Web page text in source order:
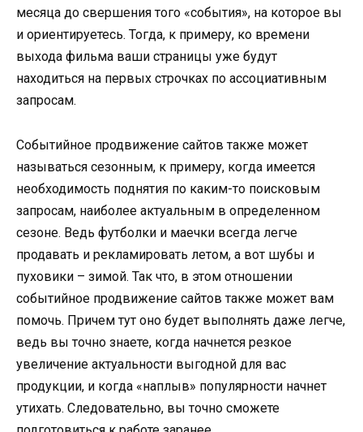
месяца до свершения того «события», на которое вы
и ориентируетесь. Тогда, к примеру, ко времени
выхода фильма ваши страницы уже будут
находиться на первых строчках по ассоциативным
запросам.
Событийное продвижение сайтов также может
называться сезонным, к примеру, когда имеется
необходимость поднятия по каким-то поисковым
запросам, наиболее актуальным в определенном
сезоне. Ведь футболки и маечки всегда легче
продавать и рекламировать летом, а вот шубы и
пуховики – зимой. Так что, в этом отношении
событийное продвижение сайтов также может вам
помочь. Причем тут оно будет выполнять даже легче,
ведь вы точно знаете, когда начнется резкое
увеличение актуальности выгодной для вас
продукции, и когда «наплыв» популярности начнет
утихать. Следовательно, вы точно сможете